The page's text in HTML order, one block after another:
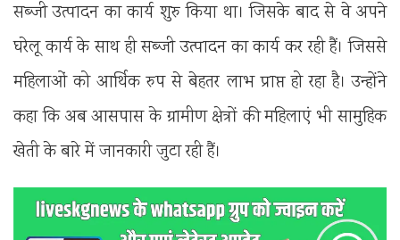
सब्जी उत्पादन का कार्य शुरु किया था। जिसके बाद से वे अपने
घरेलू कार्य के साथ ही सब्जी उत्पादन का कार्य कर रही हैं। जिससे
महिलाओं को आर्थिक रुप से बेहतर लाभ प्राप्त हो रहा है। उन्होंने
कहा कि अब आसपास के ग्रामीण क्षेत्रों की महिलाएं भी सामुहिक
खेती के बारे में जानकारी जुटा रही हैं।